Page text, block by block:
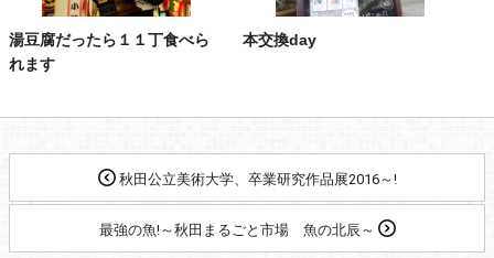
湯豆腐だったら１１丁食べら
れます
本交換day
秋田公立美術大学、卒業研究作品展2016～!
最強の魚!～秋田まるごと市場 魚の北辰～